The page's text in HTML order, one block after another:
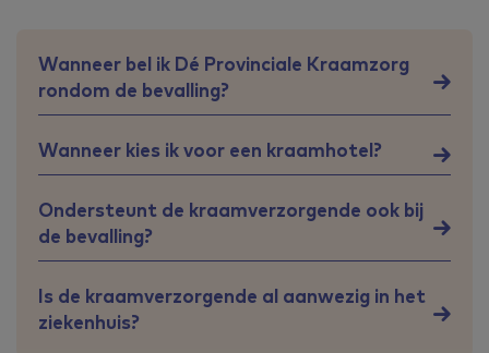
Wanneer bel ik Dé Provinciale Kraamzorg
rondom de bevalling?
Wanneer kies ik voor een kraamhotel?
Ondersteunt de kraamverzorgende ook bij
de bevalling?
Is de kraamverzorgende al aanwezig in het
ziekenhuis?